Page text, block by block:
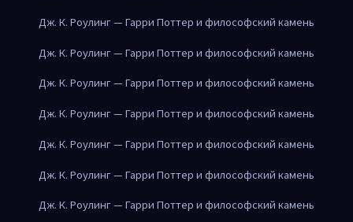
Дж. К. Роулинг — Гарри Поттер и философский камень
Дж. К. Роулинг — Гарри Поттер и философский камень
Дж. К. Роулинг — Гарри Поттер и философский камень
Дж. К. Роулинг — Гарри Поттер и философский камень
Дж. К. Роулинг — Гарри Поттер и философский камень
Дж. К. Роулинг — Гарри Поттер и философский камень
Дж. К. Роулинг — Гарри Поттер и философский камень